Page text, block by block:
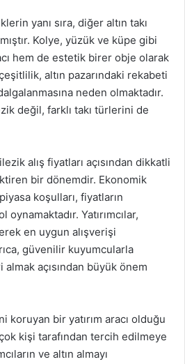
yanı sıra, diğer altın takı
Kolye, yüzük ve küpe gibi
hem de estetik birer obje olarak
altın pazarındaki rekabeti
neden olmaktadır.
değil, farklı takı türlerini de
alış fiyatları açısından dikkatli
bir dönemdir. Ekonomik
koşulları, fiyatların
Yatırımcılar,
en uygun alışverişi
güvenilir kuyumcularla
açısından büyük önem
koruyan bir yatırım aracı olduğu
kişi tarafından tercih edilmeye
ve altın almayı